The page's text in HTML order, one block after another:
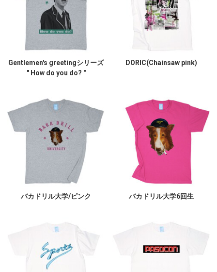
Gentlemen's greetingシリーズ
" How do you do? "
DORIC(Chainsaw pink)
バカドリル大学/ピンク バカドリル大学6回生